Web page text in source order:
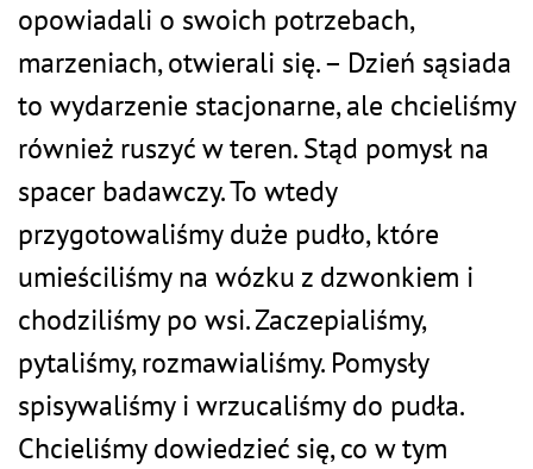
opowiadali o swoich potrzebach,
marzeniach, otwierali się. – Dzień sąsiada
to wydarzenie stacjonarne, ale chcieliśmy
również ruszyć w teren. Stąd pomysł na
spacer badawczy. To wtedy
przygotowaliśmy duże pudło, które
umieściliśmy na wózku z dzwonkiem i
chodziliśmy po wsi. Zaczepialiśmy,
pytaliśmy, rozmawialiśmy. Pomysły
spisywaliśmy i wrzucaliśmy do pudła.
Chcieliśmy dowiedzieć się, co w tym